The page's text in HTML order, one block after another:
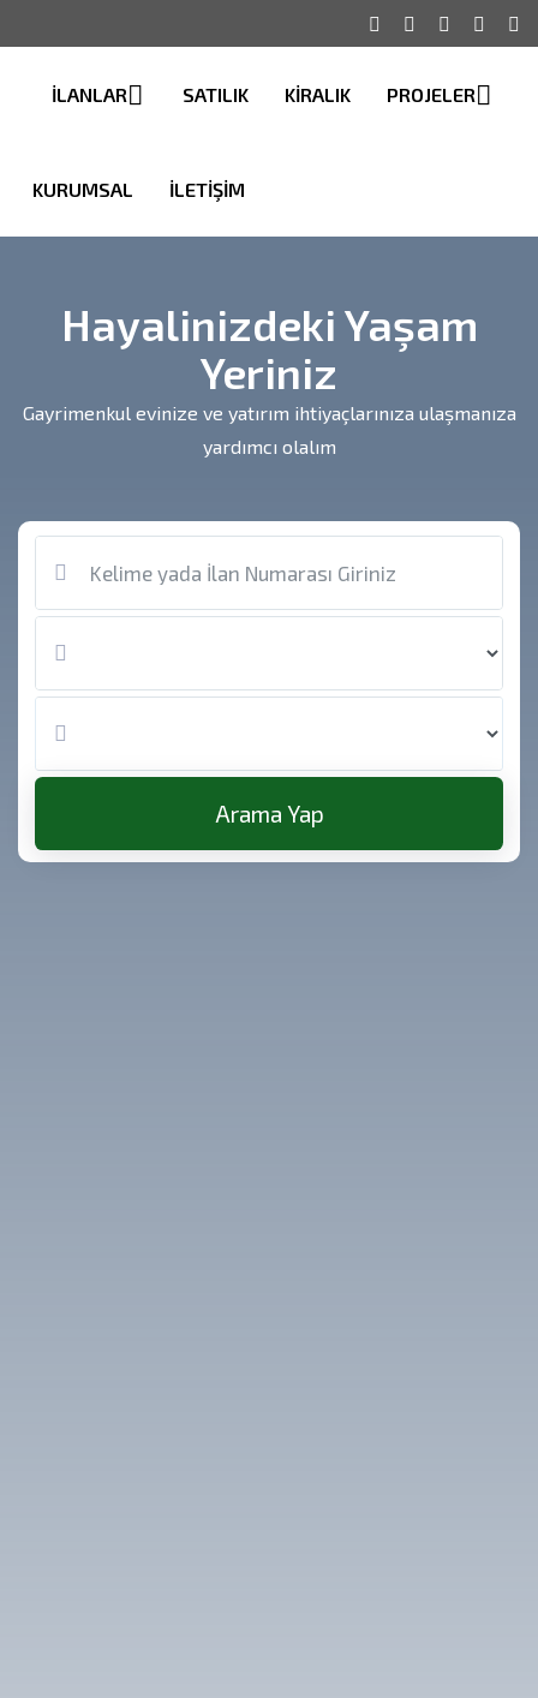
İLANLAR SATILIK KİRALIK PROJELER
KURUMSAL İLETİŞİM
Hayalinizdeki Yaşam
Yeriniz
Gayrimenkul evinize ve yatırım ihtiyaçlarınıza ulaşmanıza
yardımcı olalım
Arama Yap